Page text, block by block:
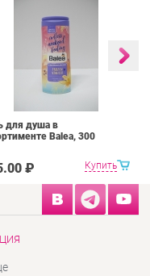
Купить
для душа в
Balea, 300
₽